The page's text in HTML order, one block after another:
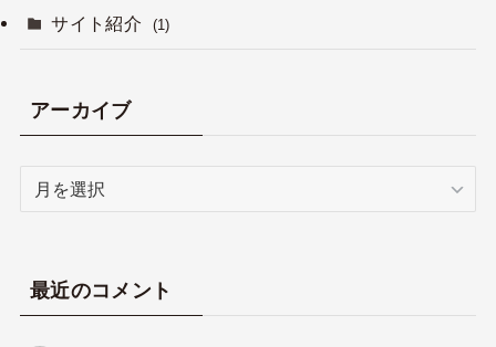
サイト紹介 (1)
アーカイブ
ブ
最近のコメント